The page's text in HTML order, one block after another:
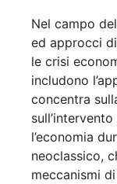
Nel campo
ed approcci
le crisi
includono
concentra
l’economia
neoclassico,
meccanismi